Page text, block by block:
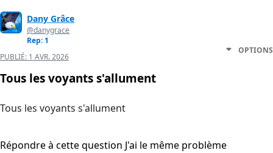
Dany Grâce
@danygrace
Rep: 1
PUBLIÉ: 1 AVR. 2026
OPTIONS
Tous les voyants s'allument
Tous les voyants s'allument
Répondre à cette question J'ai le même problème